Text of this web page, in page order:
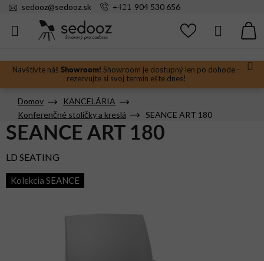
Prejsť
Navštívte náš Showroom! Showroom je dostupný len po dohode -
rezervujte si svoj termín ešte dnes!
sedooz@sedooz.sk +421 904 530 656
Hľadať
Domov
KANCELÁRIA
Konferenčné stoličky a kreslá
SEANCE ART 180
SEANCE ART 180
LD SEATING
Kolekcia SEANCE